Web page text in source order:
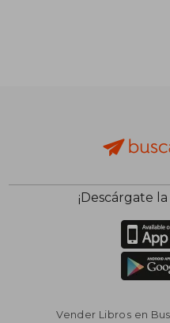
¡Descárgate
Vender Libros en